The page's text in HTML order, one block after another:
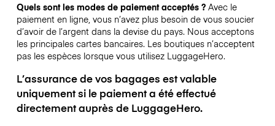
Quels sont les modes de paiement acceptés ? Avec le
paiement en ligne, vous n’avez plus besoin de vous soucier
d’avoir de l’argent dans la devise du pays. Nous acceptons
les principales cartes bancaires. Les boutiques n’acceptent
pas les espèces lorsque vous utilisez LuggageHero.
L’assurance de vos bagages est valable
uniquement si le paiement a été effectué
directement auprès de LuggageHero.